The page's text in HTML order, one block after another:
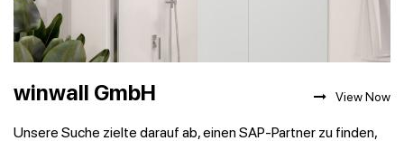
winwall GmbH
Unsere Suche zielte darauf ab, einen SAP-Partner zu finden,
View Now